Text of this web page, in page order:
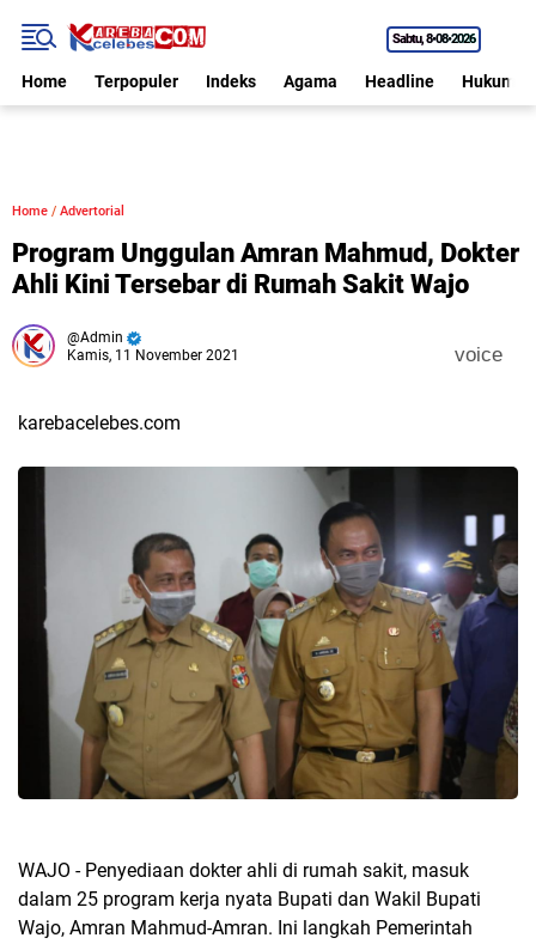
Sabtu 8•08•2026
Home Terpopuler Indeks Agama Headline Hukum
Home / Advertorial
Program Unggulan Amran Mahmud, Dokter
Ahli Kini Tersebar di Rumah Sakit Wajo
Admin
Kamis, 11 November 2021
voice
karebacelebes.com
WAJO - Penyediaan dokter ahli di rumah sakit, masuk
dalam 25 program kerja nyata Bupati dan Wakil Bupati
Wajo, Amran Mahmud-Amran. Ini langkah Pemerintah